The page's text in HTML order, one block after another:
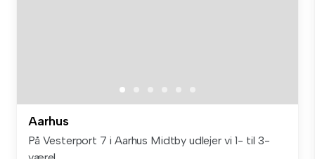
Aarhus
På Vesterport 7 i Aarhus Midtby udlejer vi 1- til 3-